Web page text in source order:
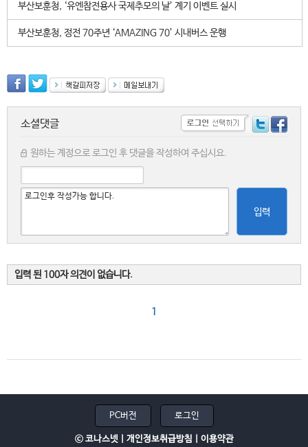
부산보훈청, ‘유엔참전용사 국제추모의 날’ 계기 이벤트 실시
부산보훈청, 정전 70주년 ‘AMAZING 70’ 시내버스 운행
소셜댓글
원하는 계정으로 로그인 후 댓글을 작성하여 주십시요.
입력
입력 된 100자 의견이 없습니다.
1
PC버전 로그인
ⓒ 코나스넷 | 개인정보취급방침 이용약관